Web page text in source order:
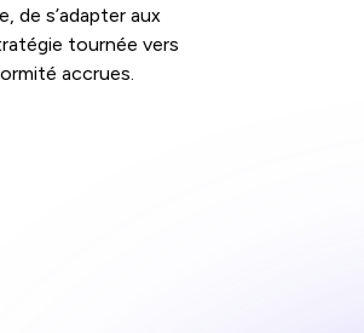
de s’adapter aux
tournée vers
accrues.